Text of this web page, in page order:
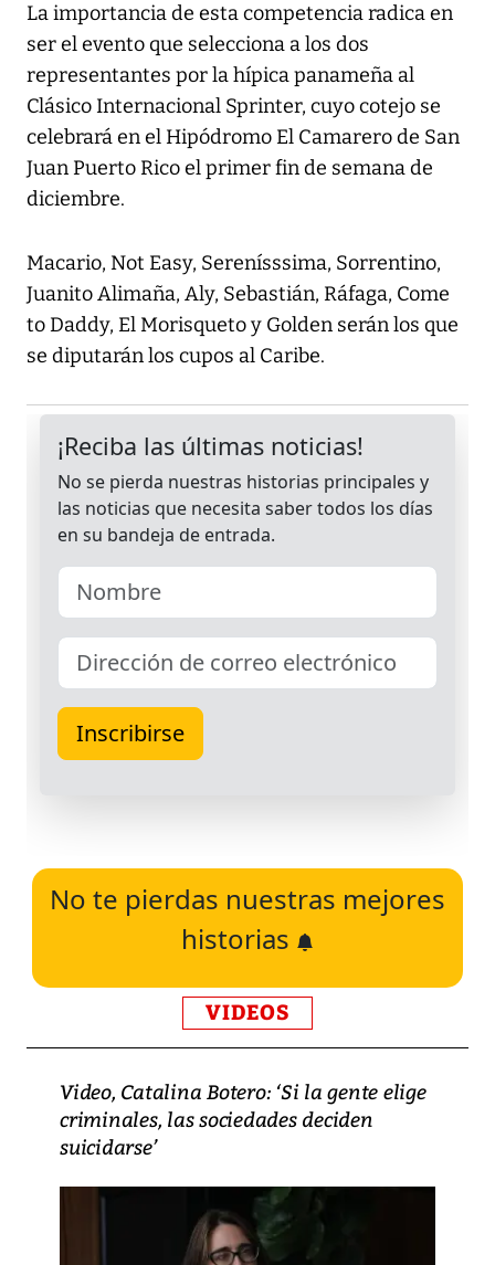
La importancia de esta competencia radica en
ser el evento que selecciona a los dos
representantes por la hípica panameña al
Clásico Internacional Sprinter, cuyo cotejo se
celebrará en el Hipódromo El Camarero de San
Juan Puerto Rico el primer fin de semana de
diciembre.
Macario, Not Easy, Serenísssima, Sorrentino,
Juanito Alimaña, Aly, Sebastián, Ráfaga, Come
to Daddy, El Morisqueto y Golden serán los que
se diputarán los cupos al Caribe.
No te pierdas nuestras mejores
historias
VIDEOS
Video, Catalina Botero: ‘Si la gente elige
criminales, las sociedades deciden
suicidarse’